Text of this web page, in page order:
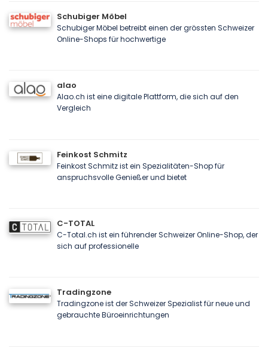
Schubiger Möbel
Schubiger Möbel betreibt einen der grössten Schweizer
Online-Shops für hochwertige
alao
Alao.ch ist eine digitale Plattform, die sich auf den
Vergleich
Feinkost Schmitz
Feinkost Schmitz ist ein Spezialitäten-Shop für
anspruchsvolle Genießer und bietet
C-TOTAL
C-Total.ch ist ein führender Schweizer Online-Shop, der
sich auf professionelle
Tradingzone
Tradingzone ist der Schweizer Spezialist für neue und
gebrauchte Büroeinrichtungen